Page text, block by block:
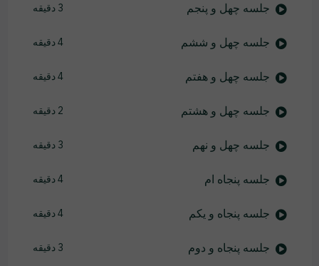
جلسه چهل و پنجم 3 دقیقه
جلسه چهل و ششم 4 دقیقه
جلسه چهل و هفتم 4 دقیقه
جلسه چهل و هشتم 2 دقیقه
جلسه چهل و نهم 3 دقیقه
جلسه پنجاه ام 4 دقیقه
جلسه پنجاه و یکم 4 دقیقه
جلسه پنجاه و دوم 3 دقیقه